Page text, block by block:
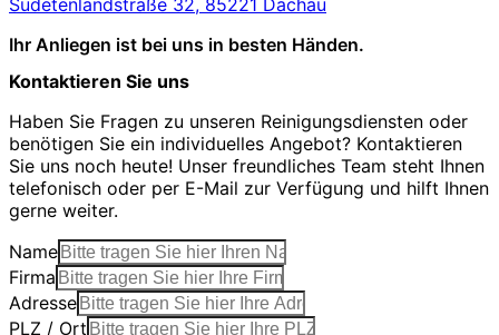
Ihr Anliegen ist bei uns in besten Händen.
Kontaktieren Sie uns
Haben Sie Fragen zu unseren Reinigungsdiensten oder
benötigen Sie ein individuelles Angebot? Kontaktieren
Sie uns noch heute! Unser freundliches Team steht Ihnen
telefonisch oder per E-Mail zur Verfügung und hilft Ihnen
gerne weiter.
Name
Firma
Adresse
PLZ / Ort